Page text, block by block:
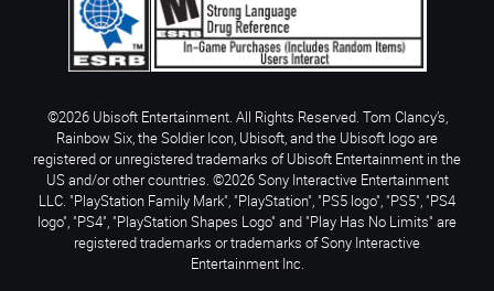
©2026 Ubisoft Entertainment. All Rights Reserved. Tom Clancy’s,
Rainbow Six, the Soldier Icon, Ubisoft, and the Ubisoft logo are
registered or unregistered trademarks of Ubisoft Entertainment in the
US and/or other countries. ©2026 Sony Interactive Entertainment
LLC. "PlayStation Family Mark", "PlayStation", "PS5 logo", "PS5", "PS4
logo", "PS4", "PlayStation Shapes Logo" and "Play Has No Limits" are
registered trademarks or trademarks of Sony Interactive
Entertainment Inc.